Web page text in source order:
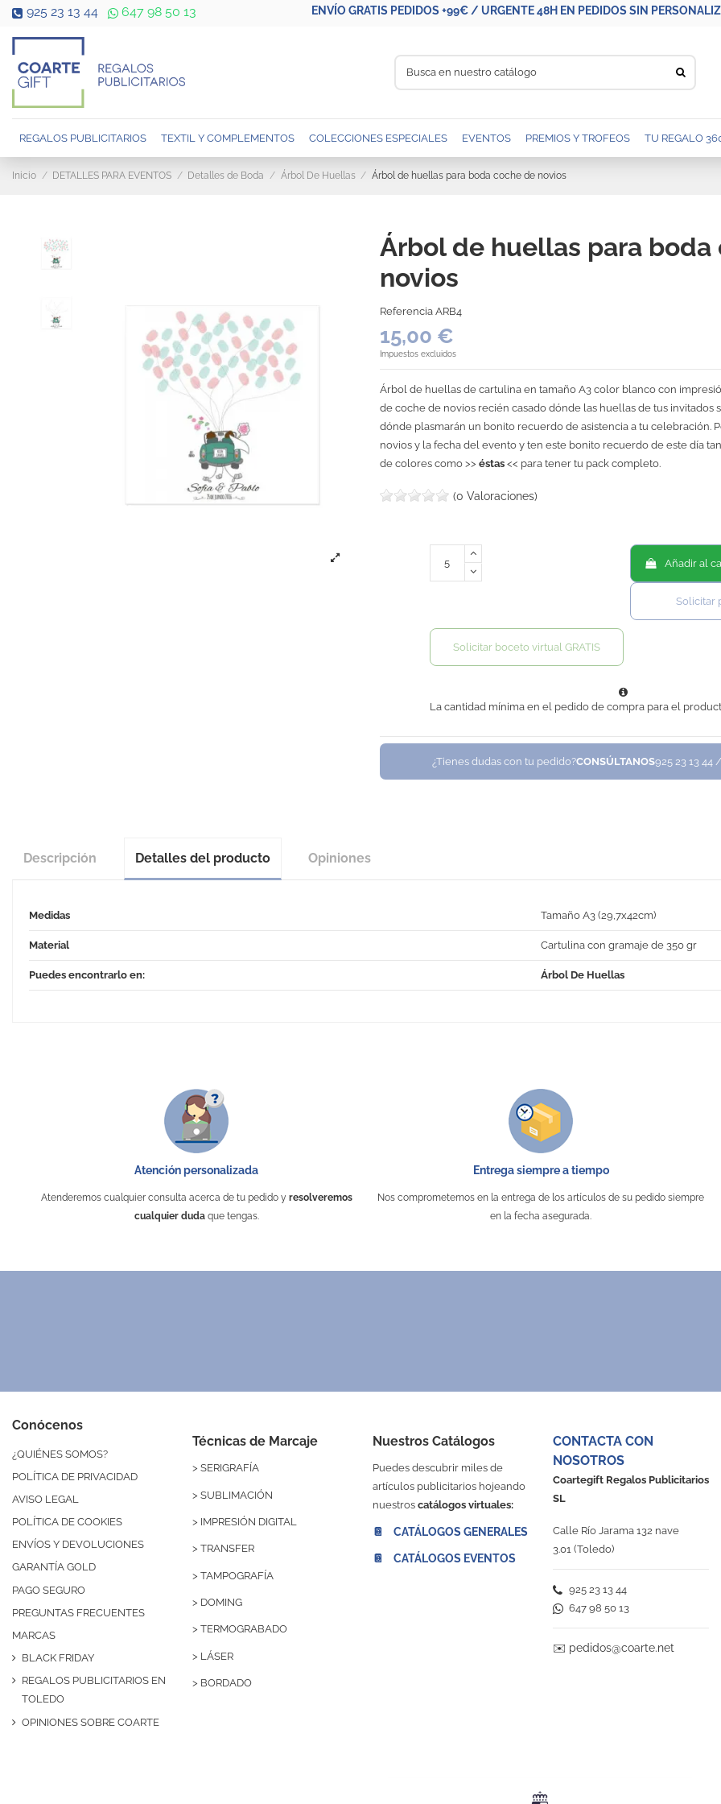
925 23 13 44 647 98 50 13 ENVÍO GRATIS PEDIDOS +99€ / URGENTE 48H EN PEDIDOS SIN
REGALOS PUBLICITARIOS TEXTIL Y COMPLEMENTOS COLECCIONES ESPECIALES EVENTOS PREMIOS Y TROFEOS TU REGALO
Inicio DETALLES PARA EVENTOS Detalles de Boda Árbol De Huellas Árbol de huellas para boda coche de novios
Árbol de huellas para boda
novios
Referencia ARB4
15,00 €
Impuestos excluidos
Árbol de huellas de cartulina en tamaño A3 color blanco con
de coche de novios recién casado dónde las huellas de tus invitados
dónde plasmarán un bonito recuerdo de asistencia a tu celebración.
novios y la fecha del evento y ten este bonito recuerdo de este día
de colores como >>éstas << para tener tu pack completo.
(0 Valoraciones)
Añadir al
Solicitar
Solicitar boceto virtual GRATIS
La cantidad mínima en el pedido de compra para el
¿Tienes dudas con tu pedido?CONSÚLTANOS925 23 13 44
Descripción Detalles del producto Opiniones
Medidas Tamaño A3 (29,7x42cm)
Material Cartulina con gramaje de 350 gr
Puedes encontrarlo en: Árbol De Huellas
Atención personalizada
Atenderemos cualquier consulta acerca de tu pedido y resolveremos
cualquier dudaque tengas.
Entrega siempre a tiempo
Nos comprometemos en la entrega de los artículos de su pedido siempre
en la fecha asegurada.
Conócenos
¿QUIÉNES SOMOS?
POLÍTICA DE PRIVACIDAD
AVISO LEGAL
POLÍTICA DE COOKIES
ENVÍOS Y DEVOLUCIONES
GARANTÍA GOLD
PAGO SEGURO
PREGUNTAS FRECUENTES
MARCAS
BLACK FRIDAY
REGALOS PUBLICITARIOS EN
TOLEDO
OPINIONES SOBRE COARTE
Técnicas de Marcaje
> SERIGRAFÍA
> SUBLIMACIÓN
> IMPRESIÓN DIGITAL
> TRANSFER
> TAMPOGRAFÍA
> DOMING
> TERMOGRABADO
> LÁSER
> BORDADO
Nuestros Catálogos
Puedes descubrir miles de
artículos publicitarios hojeando
nuestros catálogos virtuales:
📔 CATÁLOGOS GENERALES
📔 CATÁLOGOS EVENTOS
CONTACTA CON
NOSOTROS
Coartegift Regalos Publicitarios
SL
Calle Río Jarama 132 nave
3.01 (Toledo)
925 23 13 44
647 98 50 13
✉️ pedidos@coarte.net